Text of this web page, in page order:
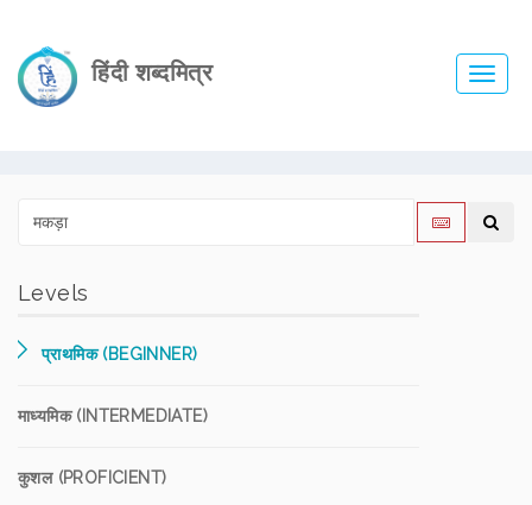
हिंदी शब्दमित्र
Levels
प्राथमिक (BEGINNER)
माध्यमिक (INTERMEDIATE)
कुशल (PROFICIENT)